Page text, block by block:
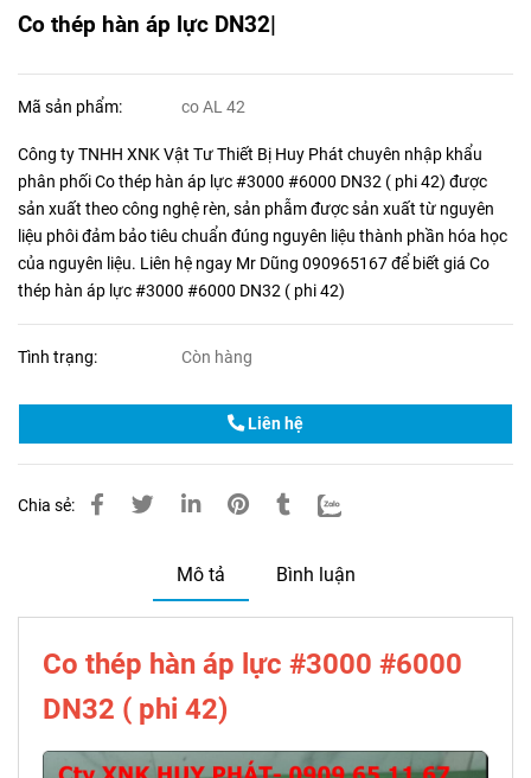
Co thép hàn áp lực DN32|
Mã sản phẩm: co AL 42
Công ty TNHH XNK Vật Tư Thiết Bị Huy Phát chuyên nhập khẩu
phân phối Co thép hàn áp lực #3000 #6000 DN32 ( phi 42) được
sản xuất theo công nghệ rèn, sản phẫm được sản xuất từ nguyên
liệu phôi đảm bảo tiêu chuẩn đúng nguyên liệu thành phần hóa học
của nguyên liệu. Liên hệ ngay Mr Dũng 090965167 để biết giá Co
thép hàn áp lực #3000 #6000 DN32 ( phi 42)
Tình trạng: Còn hàng
Liên hệ
Chia sẻ:
Mô tả Bình luận
Co thép hàn áp lực #3000 #6000
DN32 ( phi 42)